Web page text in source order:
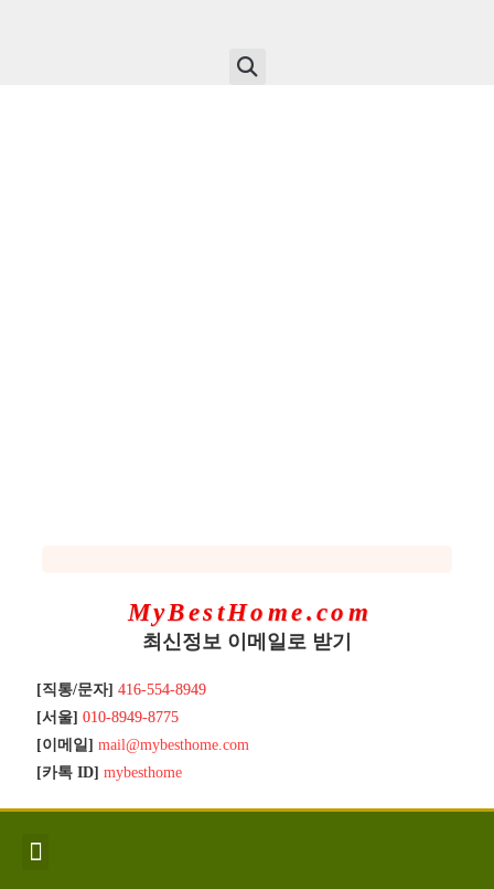
MyBestHome.com
최신정보 이메일로 받기
[직통/문자] 416-554-8949
[서울] 010-8949-8775
[이메일] mail@mybesthome.com
[카톡 ID] mybesthome